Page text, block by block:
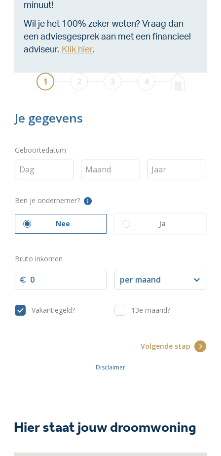
minuut!
Wil je het 100% zeker weten? Vraag dan
een adviesgesprek aan met een financieel
adviseur. Klik hier.
Hier staat jouw droomwoning